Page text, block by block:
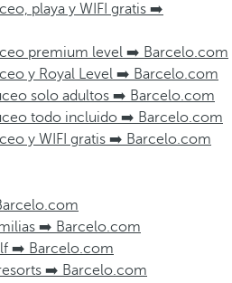
playa y WIFI gratis ➡️
premium level ➡️ Barcelo.com
y Royal Level ➡️ Barcelo.com
solo adultos ➡️ Barcelo.com
todo incluido ➡️ Barcelo.com
y WIFI gratis ➡️ Barcelo.com
➡️ Barcelo.com
➡️ Barcelo.com
➡️ Barcelo.com